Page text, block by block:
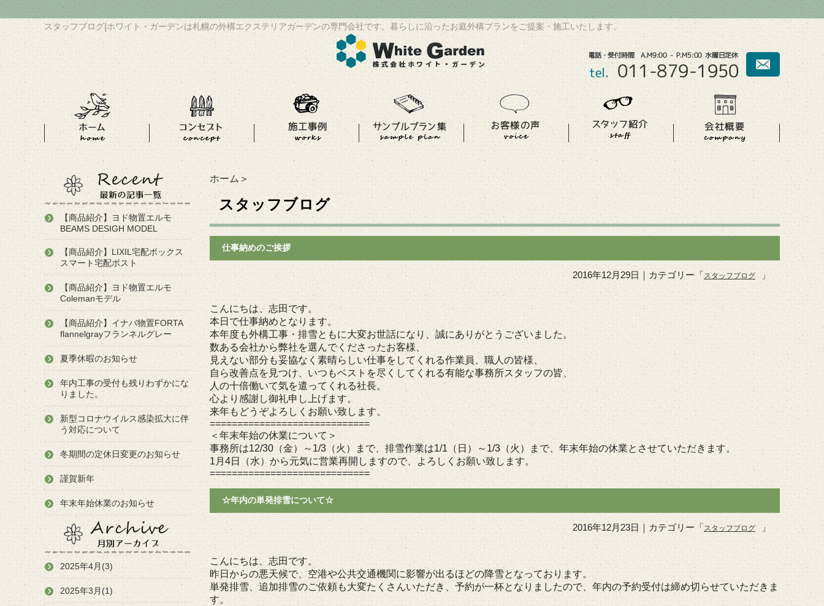
スタッフブログ|ホワイト・ガーデンは札幌の外構エクステリアガーデンの専門会社です。暮らしに沿ったお庭外構プランをご提案・施工いたします。
ホーム＞
スタッフブログ
仕事納めのご挨拶
2016年12月29日 ｜カテゴリー「スタッフブログ 」
こんにちは、志田です。
本日で仕事納めとなります。
本年度も外構工事・排雪ともに大変お世話になり、誠にありがとうございました。
数ある会社から弊社を選んでくださったお客様、
見えない部分も妥協なく素晴らしい仕事をしてくれる作業員、職人の皆様、
自ら改善点を見つけ、いつもベストを尽くしてくれる有能な事務所スタッフの皆、
人の十倍働いて気を遣ってくれる社長。
心より感謝し御礼申し上げます。
来年もどうぞよろしくお願い致します。
=============================
＜年末年始の休業について＞
事務所は12/30（金）～1/3（火）まで、排雪作業は1/1（日）～1/3（火）まで、年末年始の休業とさせていただきます。
1月4日（水）から元気に営業再開しますので、よろしくお願い致します。
=============================
☆年内の単発排雪について☆
2016年12月23日｜カテゴリー「スタッフブログ 」
こんにちは、志田です。
昨日からの悪天候で、空港や公共交通機関に影響が出るほどの降雪となっております。
単発排雪、追加排雪のご依頼も大変たくさんいただき、予約が一杯となりましたので、年内の予約受付は締め切らせていただきま
す。
【商品紹介】ヨド物置エルモ
BEAMS DESIGH MODEL
【商品紹介】LIXIL宅配ボックス
スマート宅配ポスト
【商品紹介】ヨド物置エルモ
Colemanモデル
【商品紹介】イナバ物置FORTA
flannelgrayフランネルグレー
夏季休暇のお知らせ
年内工事の受付も残りわずかにな
りました。
新型コロナウイルス感染拡大に伴
う対応について
冬期間の定休日変更のお知らせ
謹賀新年
年末年始休業のお知らせ
2025年4月(3)
2025年3月(1)